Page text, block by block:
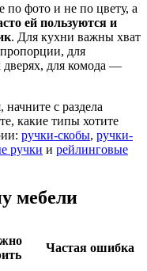
фото и не по цвету, а
ей пользуются и
. Для кухни важны хват
для
для комода —
с раздела
какие типы хотите
ручки-скобы, ручки-
ручки и рейлинговые
мебели
Частая ошибка